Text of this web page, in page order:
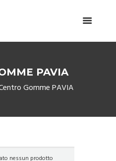
PAVIA
Gomme PAVIA
nessun prodotto